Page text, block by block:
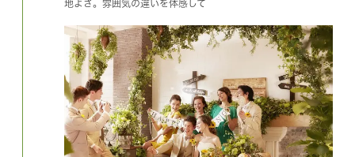
地よさ。雰囲気の違いを体感して